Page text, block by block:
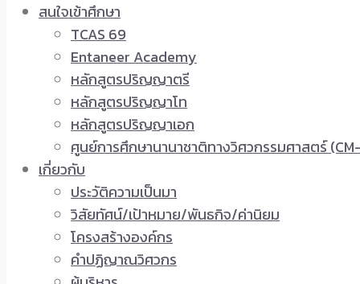
สนใจเข้าศึกษา
TCAS 69
Entaneer Academy
หลักสูตรปริญญาตรี
หลักสูตรปริญญาโท
หลักสูตรปริญญาเอก
ศูนย์การศึกษานานาชาติทางวิศวกรรมศาสตร์
เกี่ยวกับ
ประวัติความเป็นมา
วิสัยทัศน์/เป้าหมาย/พันธกิจ/ค่านิยม
โครงสร้างองค์กร
คำปฏิญาณวิศวกร